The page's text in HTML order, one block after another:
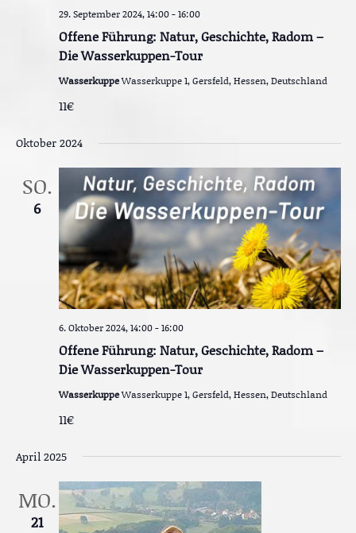
n
Offene Führung: Natur, Geschichte, Radom –
Die Wasserkuppen-Tour
29. September 2024, 14:00-16:00
WasserkuppeWasserkuppe 1, Gersfeld, Hessen, Deutschland
11€
Oktober 2024
SO.
6
Offene Führung: Natur, Geschichte, Radom –
Die Wasserkuppen-Tour
6. Oktober 2024, 14:00-16:00
WasserkuppeWasserkuppe 1, Gersfeld, Hessen, Deutschland
11€
April 2025
MO.
21